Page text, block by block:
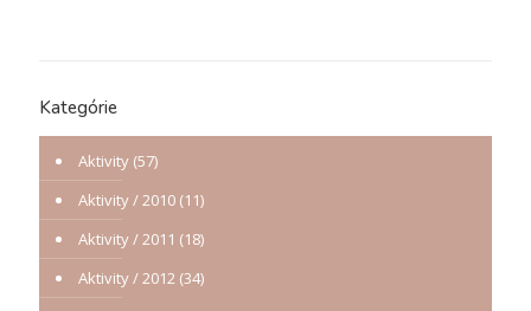
Kategórie
Aktivity (57)
Aktivity / 2010 (11)
Aktivity / 2011 (18)
Aktivity / 2012 (34)